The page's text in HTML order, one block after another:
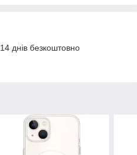
днів безкоштовно